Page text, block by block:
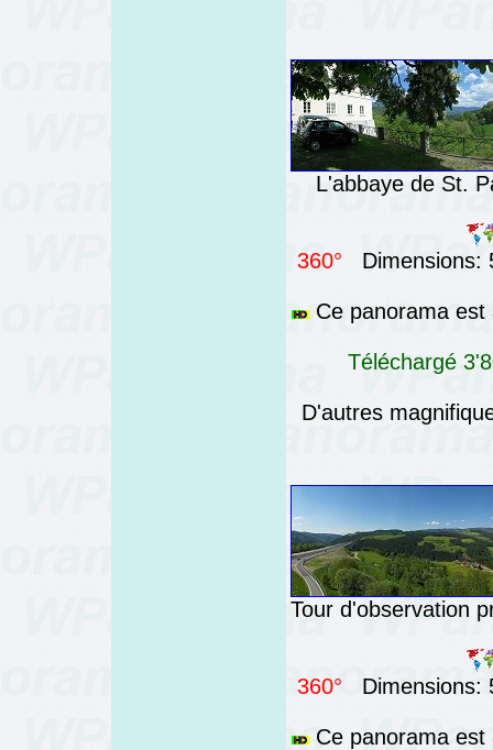
L'abbaye de St.
360° Dimensions:
Ce panorama est
Téléchargé
D'autres
Tour d'observation
360° Dimensions:
Ce panorama est